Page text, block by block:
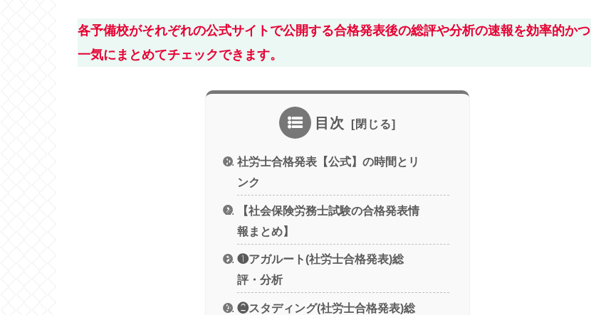
各予備校がそれぞれの公式サイトで公開する合格発表後の総評や分析の速報を効率的かつ
一気にまとめてチェックできます。
目次
社労士合格発表【公式】の時間とリ
ンク
【社会保険労務士試験の合格発表情
報まとめ】
❶アガルート(社労士合格発表)総
評・分析
❷スタディング(社労士合格発表)総